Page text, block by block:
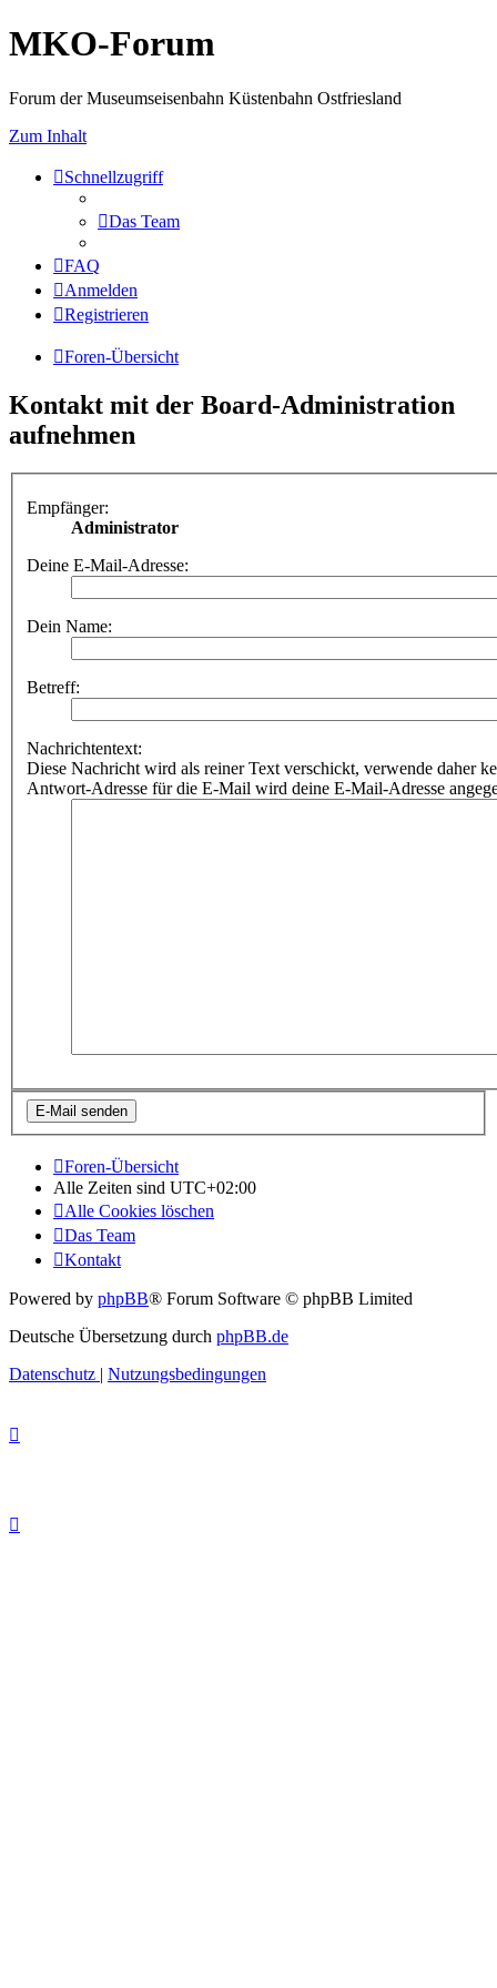
MKO-Forum
Forum der Museumseisenbahn Küstenbahn Ostfriesland
Zum Inhalt
Schnellzugriff
Das Team
FAQ
Anmelden
Registrieren
Foren-Übersicht
Kontakt mit der Board-Administration
aufnehmen
Empfänger:
Administrator
Deine E-Mail-Adresse:
Dein Name:
Betreff:
Nachrichtentext:
Diese Nachricht wird als reiner Text verschickt, verwende daher
Antwort-Adresse für die E-Mail wird deine E-Mail-Adresse
Foren-Übersicht
Alle Zeiten sind UTC+02:00
Alle Cookies löschen
Das Team
Kontakt
Powered by phpBB® Forum Software © phpBB Limited
Deutsche Übersetzung durch phpBB.de
Datenschutz | Nutzungsbedingungen